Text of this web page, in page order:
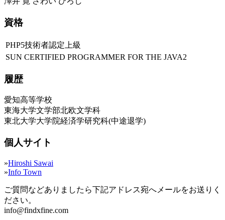
資格
PHP5技術者認定上級
SUN CERTIFIED PROGRAMMER FOR THE JAVA2
履歴
愛知高等学校
東海大学文学部北欧文学科
東北大学大学院経済学研究科(中途退学)
個人サイト
»Hiroshi Sawai
»Info Town
ご質問などありましたら下記アドレス宛へメールをお送りく
ださい。
info@findxfine.com